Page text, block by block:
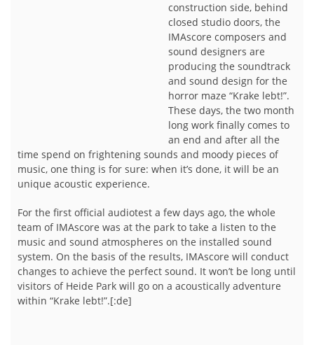
construction side, behind
closed studio doors, the
IMAscore composers and
sound designers are
producing the soundtrack
and sound design for the
horror maze “Krake lebt!”.
These days, the two month
long work finally comes to
an end and after all the
time spend on frightening sounds and moody pieces of
music, one thing is for sure: when it’s done, it will be an
unique acoustic experience.
For the first official audiotest a few days ago, the whole
team of IMAscore was at the park to take a listen to the
music and sound atmospheres on the installed sound
system. On the basis of the results, IMAscore will conduct
changes to achieve the perfect sound. It won’t be long until
visitors of Heide Park will go on a acoustically adventure
within “Krake lebt!”.[:de]